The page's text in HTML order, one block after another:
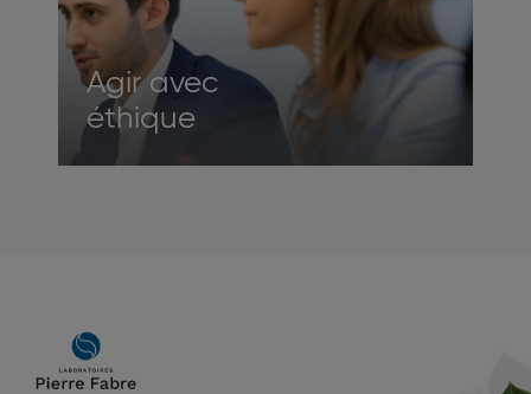
Agir avec
éthique
Main
navigation